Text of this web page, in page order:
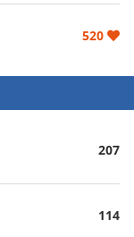
520
207
114